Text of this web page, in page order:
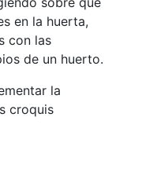
en la huerta,
con las
de un huerto.
la
croquis